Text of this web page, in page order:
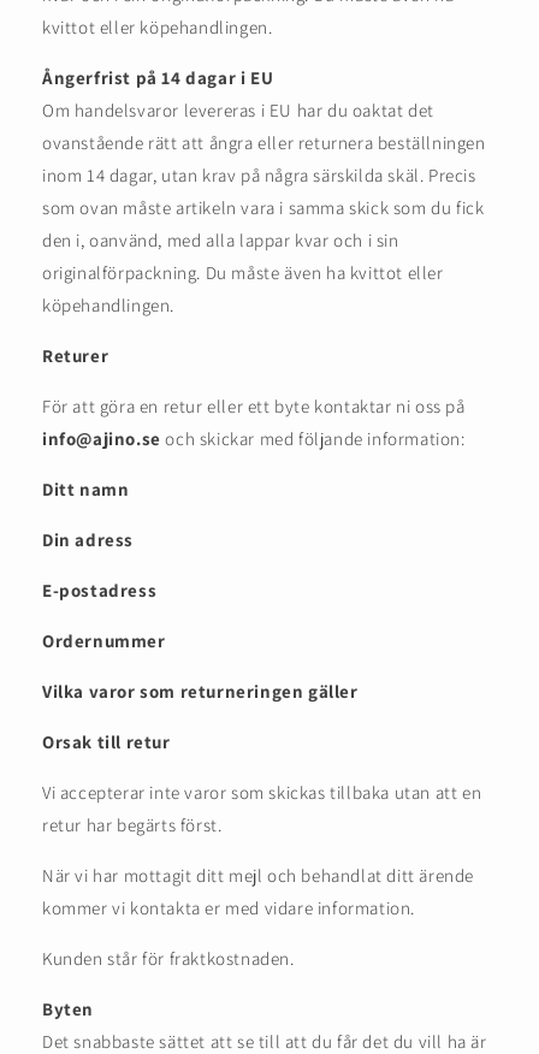
kvittot eller köpehandlingen.
Ångerfrist på 14 dagar i EU
Om handelsvaror levereras i EU har du oaktat det
ovanstående rätt att ångra eller returnera beställningen
inom 14 dagar, utan krav på några särskilda skäl. Precis
som ovan måste artikeln vara i samma skick som du fick
den i, oanvänd, med alla lappar kvar och i sin
originalförpackning. Du måste även ha kvittot eller
köpehandlingen.
Returer
För att göra en retur eller ett byte kontaktar ni oss på
info@ajino.seoch skickar med följande information:
Ditt namn
Din adress
E-postadress
Ordernummer
Vilka varor som returneringen gäller
Orsak till retur
Vi accepterar inte varor som skickas tillbaka utan att en
retur har begärts först.
När vi har mottagit ditt mejl och behandlat ditt ärende
kommer vi kontakta er med vidare information.
Kunden står för fraktkostnaden.
Byten
Det snabbaste sättet att se till att du får det du vill ha är